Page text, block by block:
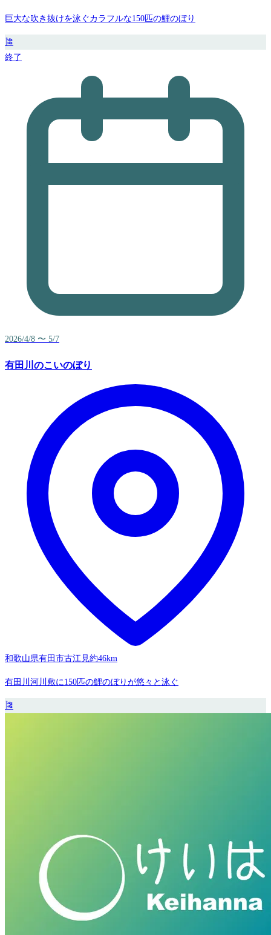
巨大な吹き抜けを泳ぐカラフルな150匹の鯉のぼり
🎏
終了
2026/4/8 〜 5/7
有田川のこいのぼり
和歌山県有田市古江見約46km
有田川河川敷に150匹の鯉のぼりが悠々と泳ぐ
🎏